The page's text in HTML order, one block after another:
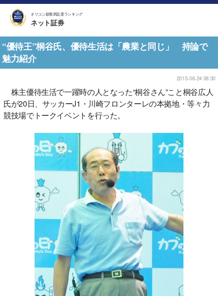
オリコン顧客満足度ランキング
ネット証券
“優待王”桐谷氏、優待生活は「農業と同じ」 持論で
魅力紹介
2015-06-24 08:30
株主優待生活で一躍時の人となった“桐谷さん”こと桐谷広人
氏が20日、サッカーJ1・川崎フロンターレの本拠地・等々力
競技場でトークイベントを行った。